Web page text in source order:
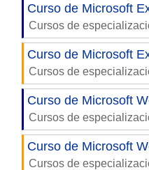
Curso de Microsoft
Cursos de
Curso de Microsoft
Cursos de
Curso de Microsoft
Cursos de
Curso de Microsoft
Cursos de